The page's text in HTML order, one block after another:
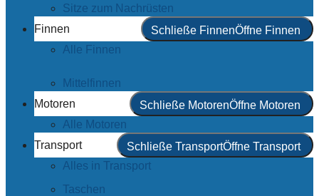
Sitze zum Nachrüsten
Finnen
Schließe FinnenÖffne Finnen
Alle Finnen
Mittelfinnen
Motoren
Schließe MotorenÖffne Motoren
Alle Motoren
Transport
Schließe TransportÖffne Transport
Alles in Transport
Taschen